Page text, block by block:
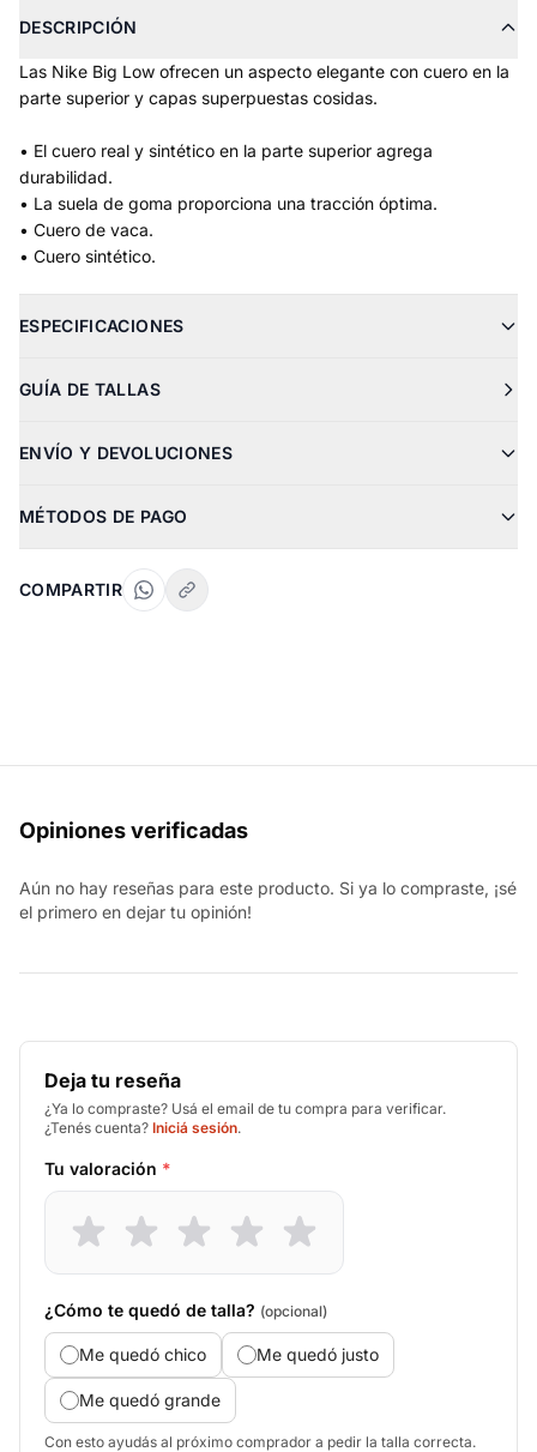
DESCRIPCIÓN
Las Nike Big Low ofrecen un aspecto elegante con cuero en la
parte superior y capas superpuestas cosidas.
• El cuero real y sintético en la parte superior agrega
durabilidad.
• La suela de goma proporciona una tracción óptima.
• Cuero de vaca.
• Cuero sintético.
ESPECIFICACIONES
GUÍA DE TALLAS
ENVÍO Y DEVOLUCIONES
MÉTODOS DE PAGO
COMPARTIR
Opiniones verificadas
Aún no hay reseñas para este producto. Si ya lo compraste, ¡sé
el primero en dejar tu opinión!
Deja tu reseña
¿Ya lo compraste? Usá el email de tu compra para verificar.
¿Tenés cuenta? Iniciá sesión.
Tu valoración *
¿Cómo te quedó de talla? (opcional)
Me quedó chico Me quedó justo
Me quedó grande
Con esto ayudás al próximo comprador a pedir la talla correcta.